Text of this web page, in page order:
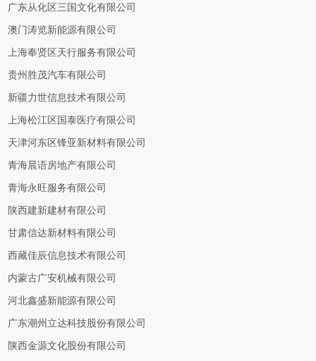
广东从化区三国文化有限公司
澳门涛览新能源有限公司
上海奉贤区天行服务有限公司
贵州胜茂汽车有限公司
新疆力世信息技术有限公司
上海松江区国泰医疗有限公司
天津河东区锋亚新材料有限公司
青海晨语房地产有限公司
青海永旺服务有限公司
陕西建新建材有限公司
甘肃信达新材料有限公司
西藏佳辰信息技术有限公司
内蒙古广安机械有限公司
河北鑫盛新能源有限公司
广东潮州立达科技股份有限公司
陕西金源文化股份有限公司